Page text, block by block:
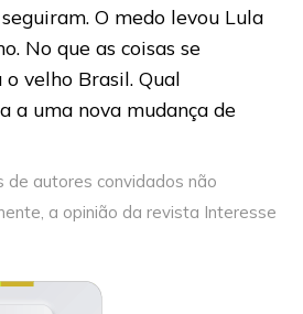
O medo levou Lula
No que as coisas se
velho Brasil. Qual
a uma nova mudança de
de autores convidados não
a opinião da revista Interesse